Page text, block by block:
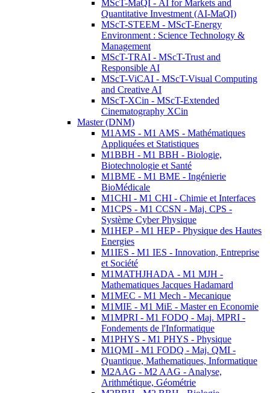
MScT-MaQI - AI for Markets and
Quantitative Investment (AI-MaQI)
MScT-STEEM - MScT-Energy
Environment : Science Technology &
Management
MScT-TRAI - MScT-Trust and
Responsible AI
MScT-ViCAI - MScT-Visual Computing
and Creative AI
MScT-XCin - MScT-Extended
Cinematography XCin
Master (DNM)
M1AMS - M1 AMS - Mathématiques
Appliquées et Statistiques
M1BBH - M1 BBH - Biologie,
Biotechnologie et Santé
M1BME - M1 BME - Ingénierie
BioMédicale
M1CHI - M1 CHI - Chimie et Interfaces
M1CPS - M1 CCSN - Maj. CPS -
Système Cyber Physique
M1HEP - M1 HEP - Physique des Hautes
Energies
M1IES - M1 IES - Innovation, Entreprise
et Société
M1MATHJHADA - M1 MJH -
Mathematiques Jacques Hadamard
M1MEC - M1 Mech - Mecanique
M1MIE - M1 MiE - Master en Economie
M1MPRI - M1 FODQ - Maj. MPRI -
Fondements de l'Informatique
M1PHYS - M1 PHYS - Physique
M1QMI - M1 FODQ - Maj. QMI -
Quantique, Mathematiques, Informatique
M2AAG - M2 AAG - Analyse,
Arithmétique, Géométrie